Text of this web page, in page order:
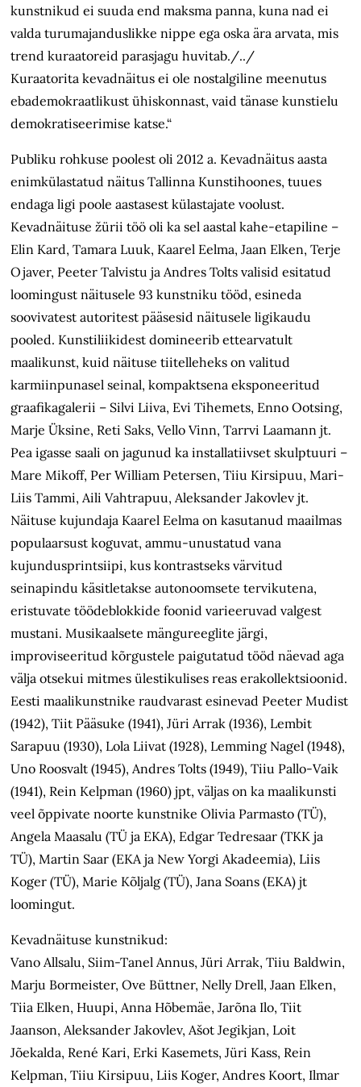
kunstnikud ei suuda end maksma panna, kuna nad ei
valda turumajanduslikke nippe ega oska ära arvata, mis
trend kuraatoreid parasjagu huvitab./../
Kuraatorita kevadnäitus ei ole nostalgiline meenutus
ebademokraatlikust ühiskonnast, vaid tänase kunstielu
demokratiseerimise katse.“
Publiku rohkuse poolest oli 2012 a. Kevadnäitus aasta
enimkülastatud näitus Tallinna Kunstihoones, tuues
endaga ligi poole aastasest külastajate voolust.
Kevadnäituse žürii töö oli ka sel aastal kahe-etapiline –
Elin Kard, Tamara Luuk, Kaarel Eelma, Jaan Elken, Terje
Ojaver, Peeter Talvistu ja Andres Tolts valisid esitatud
loomingust näitusele 93 kunstniku tööd, esineda
soovivatest autoritest pääsesid näitusele ligikaudu
pooled. Kunstiliikidest domineerib ettearvatult
maalikunst, kuid näituse tiitelleheks on valitud
karmiinpunasel seinal, kompaktsena eksponeeritud
graafikagalerii – Silvi Liiva, Evi Tihemets, Enno Ootsing,
Marje Üksine, Reti Saks, Vello Vinn, Tarrvi Laamann jt.
Pea igasse saali on jagunud ka installatiivset skulptuuri –
Mare Mikoff, Per William Petersen, Tiiu Kirsipuu, Mari-
Liis Tammi, Aili Vahtrapuu, Aleksander Jakovlev jt.
Näituse kujundaja Kaarel Eelma on kasutanud maailmas
populaarsust koguvat, ammu-unustatud vana
kujundusprintsiipi, kus kontrastseks värvitud
seinapindu käsitletakse autonoomsete tervikutena,
eristuvate töödeblokkide foonid varieeruvad valgest
mustani. Musikaalsete mängureeglite järgi,
improviseeritud kõrgustele paigutatud tööd näevad aga
välja otsekui mitmes ülestikulises reas erakollektsioonid.
Eesti maalikunstnike raudvarast esinevad Peeter Mudist
(1942), Tiit Pääsuke (1941), Jüri Arrak (1936), Lembit
Sarapuu (1930), Lola Liivat (1928), Lemming Nagel (1948),
Uno Roosvalt (1945), Andres Tolts (1949), Tiiu Pallo-Vaik
(1941), Rein Kelpman (1960) jpt, väljas on ka maalikunsti
veel õppivate noorte kunstnike Olivia Parmasto (TÜ),
Angela Maasalu (TÜ ja EKA), Edgar Tedresaar (TKK ja
TÜ), Martin Saar (EKA ja New Yorgi Akadeemia), Liis
Koger (TÜ), Marie Kõljalg (TÜ), Jana Soans (EKA) jt
loomingut.
Kevadnäituse kunstnikud:
Vano Allsalu, Siim-Tanel Annus, Jüri Arrak, Tiiu Baldwin,
Marju Bormeister, Ove Büttner, Nelly Drell, Jaan Elken,
Tiia Elken, Huupi, Anna Hõbemäe, Jarõna Ilo, Tiit
Jaanson, Aleksander Jakovlev, Ašot Jegikjan, Loit
Jõekalda, René Kari, Erki Kasemets, Jüri Kass, Rein
Kelpman, Tiiu Kirsipuu, Liis Koger, Andres Koort, Ilmar